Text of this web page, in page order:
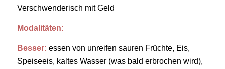
Verschwenderisch mit Geld
Modalitäten:
Besser: essen von unreifen sauren Früchte, Eis,
Speiseeis, kaltes Wasser (was bald erbrochen wird),